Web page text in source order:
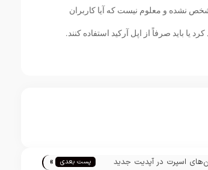
نشده و معلوم نیست که آیا کاربران
یا باید صرفاً از اپل آرکید استفاده کنند.
اسپرت در آپدیت جدید
پست بعدی »